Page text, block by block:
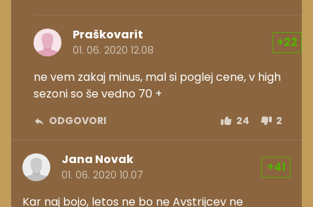
Praškovarit
01. 06. 2020 12.08
+22
ne vem zakaj minus, mal si poglej cene, v high
sezoni so še vedno 70 +
ODGOVORI 24 2
Jana Novak
01. 06. 2020 10.07
+41
Kar naj bojo, letos ne bo ne Avstrijcev ne